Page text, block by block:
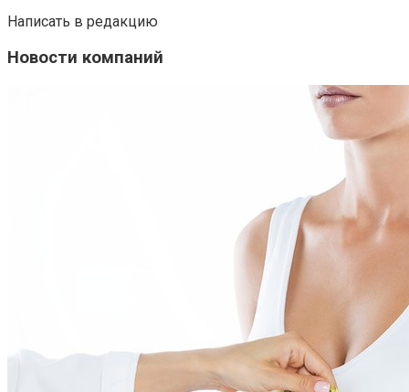
Написать в редакцию
Новости компаний